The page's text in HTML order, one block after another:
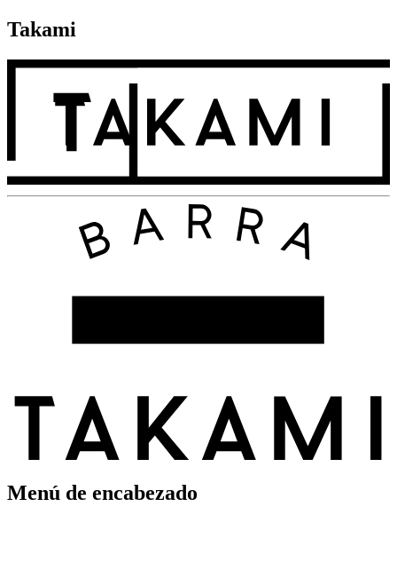
Takami
Menú de encabezado